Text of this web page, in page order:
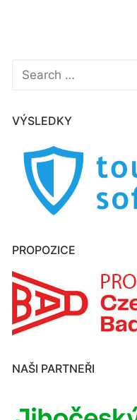
VÝSLEDKY
PROPOZICE
NAŠI PARTNEŘI